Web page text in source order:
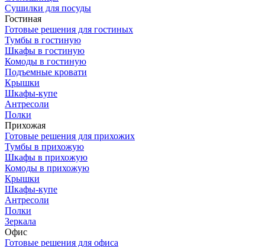
Сушилки для посуды
Гостиная
Готовые решения для гостиных
Тумбы в гостиную
Шкафы в гостиную
Комоды в гостиную
Подъемные кровати
Крышки
Шкафы-купе
Антресоли
Полки
Прихожая
Готовые решения для прихожих
Тумбы в прихожую
Шкафы в прихожую
Комоды в прихожую
Крышки
Шкафы-купе
Антресоли
Полки
Зеркала
Офис
Готовые решения для офиса